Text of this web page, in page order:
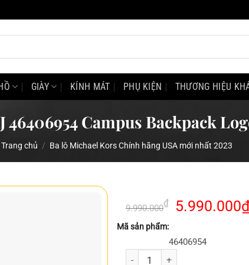
GIÀY KÍNH MÁT PHỤ KIỆN THƯƠNG HIỆU
46406954 Campus Backpack
Trang chủ / Ba lô Michael Kors Chính hãng USA mới nhất 2023
9.990.000₫
Giá
9.990.000₫.
5.990.000₫
Mã sản phẩm:
46406954
Balo Laptop CKJ 46406954